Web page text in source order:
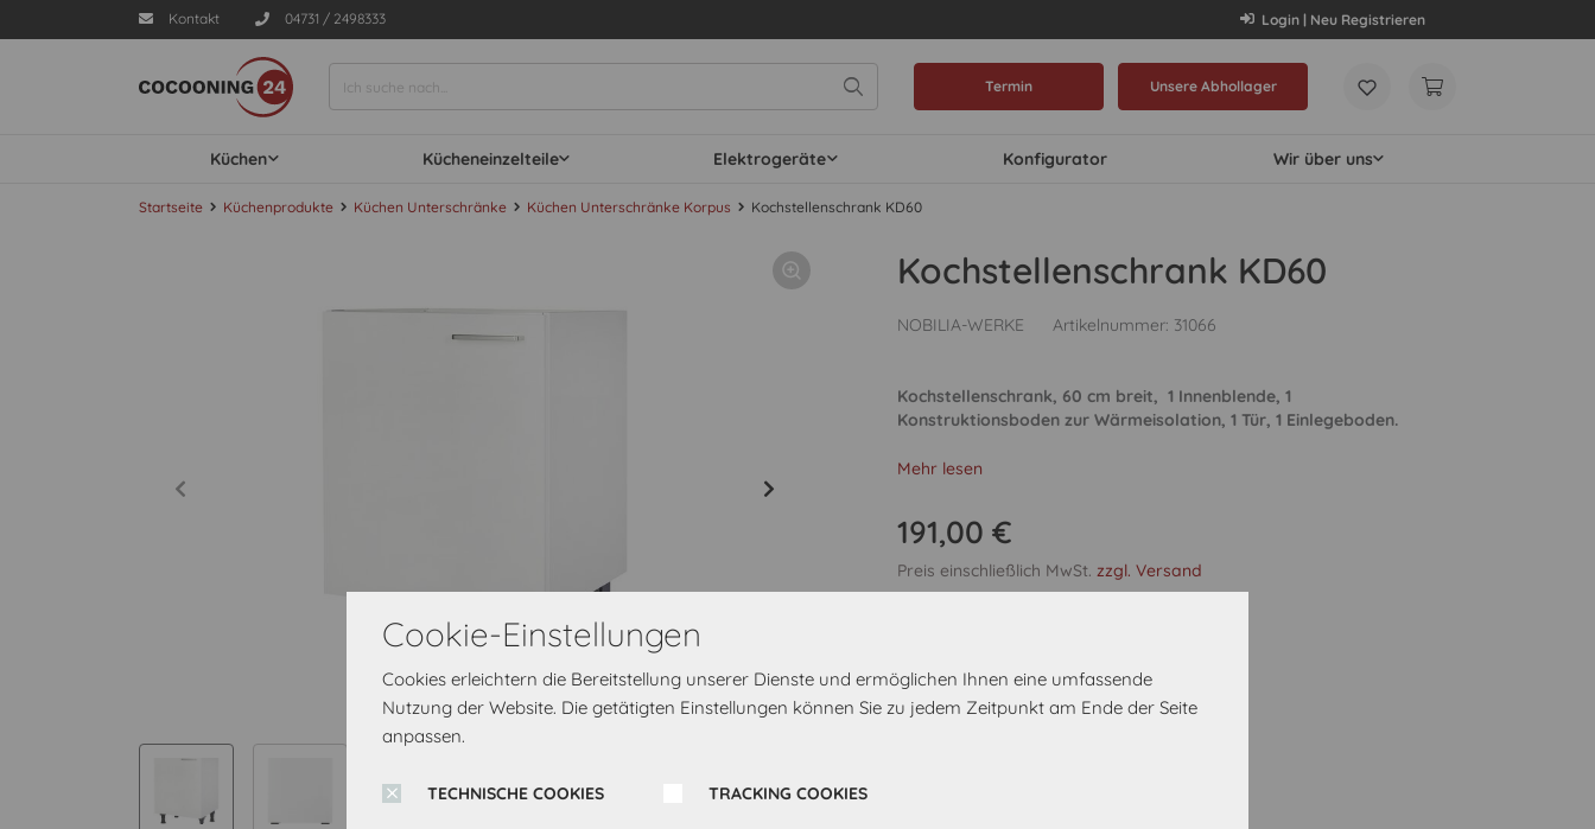
Cookie-Einstellungen
Cookies erleichtern die Bereitstellung unserer Dienste und ermöglichen Ihnen eine umfassende
Nutzung der Website. Die getätigten Einstellungen können Sie zu jedem Zeitpunkt am Ende der Seite
anpassen.
TECHNISCHE COOKIES TRACKING COOKIES
Kontakt 04731 / 2498333 Login | Neu Registrieren
Termin Unsere Abhollager
Küchen Kücheneinzelteile Elektrogeräte Konfigurator Wir über uns
Startseite Küchenprodukte Küchen Unterschränke Küchen Unterschränke Korpus Kochstellenschrank KD60
Kochstellenschrank KD60
NOBILIA-WERKE Artikelnummer: 31066
Kochstellenschrank, 60 cm breit, 1 Innenblende, 1
Konstruktionsboden zur Wärmeisolation, 1 Tür, 1 Einlegeboden.
Mehr lesen
191,00 €
Preis einschließlich MwSt. zzgl. Versand